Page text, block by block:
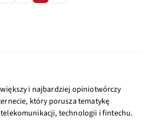
i najbardziej opiniotwórczy
który porusza tematykę
technologii i fintechu.